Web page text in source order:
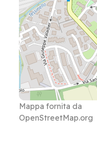
Mappa fornita da
OpenStreetMap.org